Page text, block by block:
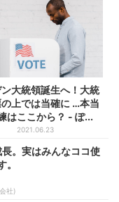
大統領誕生へ！大統
上では当確に …本当
はここから？ - ぽ...
2021.06.23
。実はみんなココ使
。
社)